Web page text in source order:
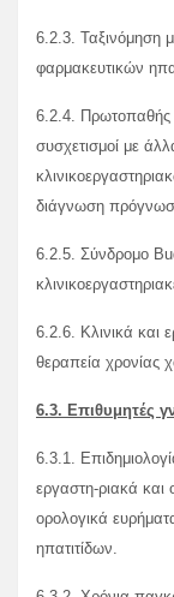
6.2.3. Ταξινόμηση
φαρμακευτικών
6.2.4. Πρωτοπαθής
συσχετισμοί με
διάγνωση
6.2.5. Σύνδρομο
6.2.6. Κλινικά και
θεραπεία χρονίας
6.3. Επιθυμητές
6.3.1.
εργαστη-ριακά και
ορολογικά
ηπατιτίδων.